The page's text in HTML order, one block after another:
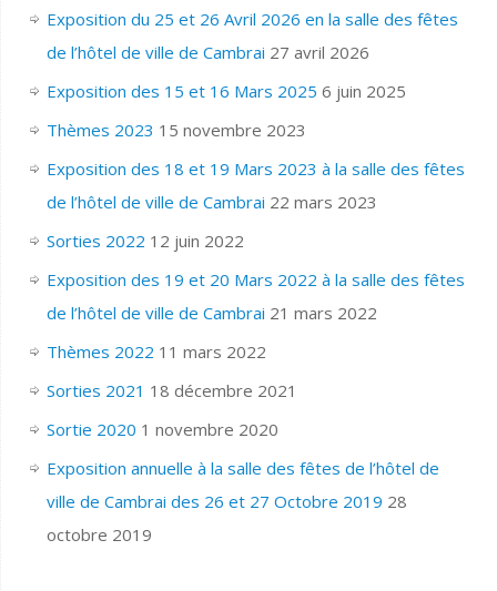
Exposition du 25 et 26 Avril 2026 en la salle des fêtes
de l’hôtel de ville de Cambrai 27 avril 2026
Exposition des 15 et 16 Mars 2025 6 juin 2025
Thèmes 2023 15 novembre 2023
Exposition des 18 et 19 Mars 2023 à la salle des fêtes
de l’hôtel de ville de Cambrai 22 mars 2023
Sorties 2022 12 juin 2022
Exposition des 19 et 20 Mars 2022 à la salle des fêtes
de l’hôtel de ville de Cambrai 21 mars 2022
Thèmes 2022 11 mars 2022
Sorties 2021 18 décembre 2021
Sortie 2020 1 novembre 2020
Exposition annuelle à la salle des fêtes de l’hôtel de
ville de Cambrai des 26 et 27 Octobre 2019 28
octobre 2019